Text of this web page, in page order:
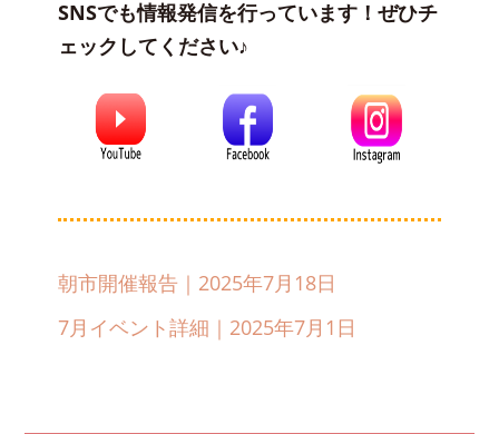
SNSでも情報発信を行っています！ぜひチ
ェックしてください♪
朝市開催報告｜2025年7月18日
7月イベント詳細｜2025年7月1日